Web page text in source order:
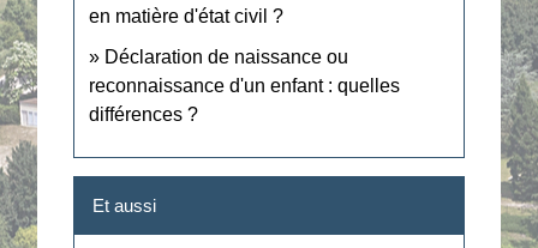
en matière d'état civil ?
Déclaration de naissance ou
reconnaissance d'un enfant : quelles
différences ?
Et aussi